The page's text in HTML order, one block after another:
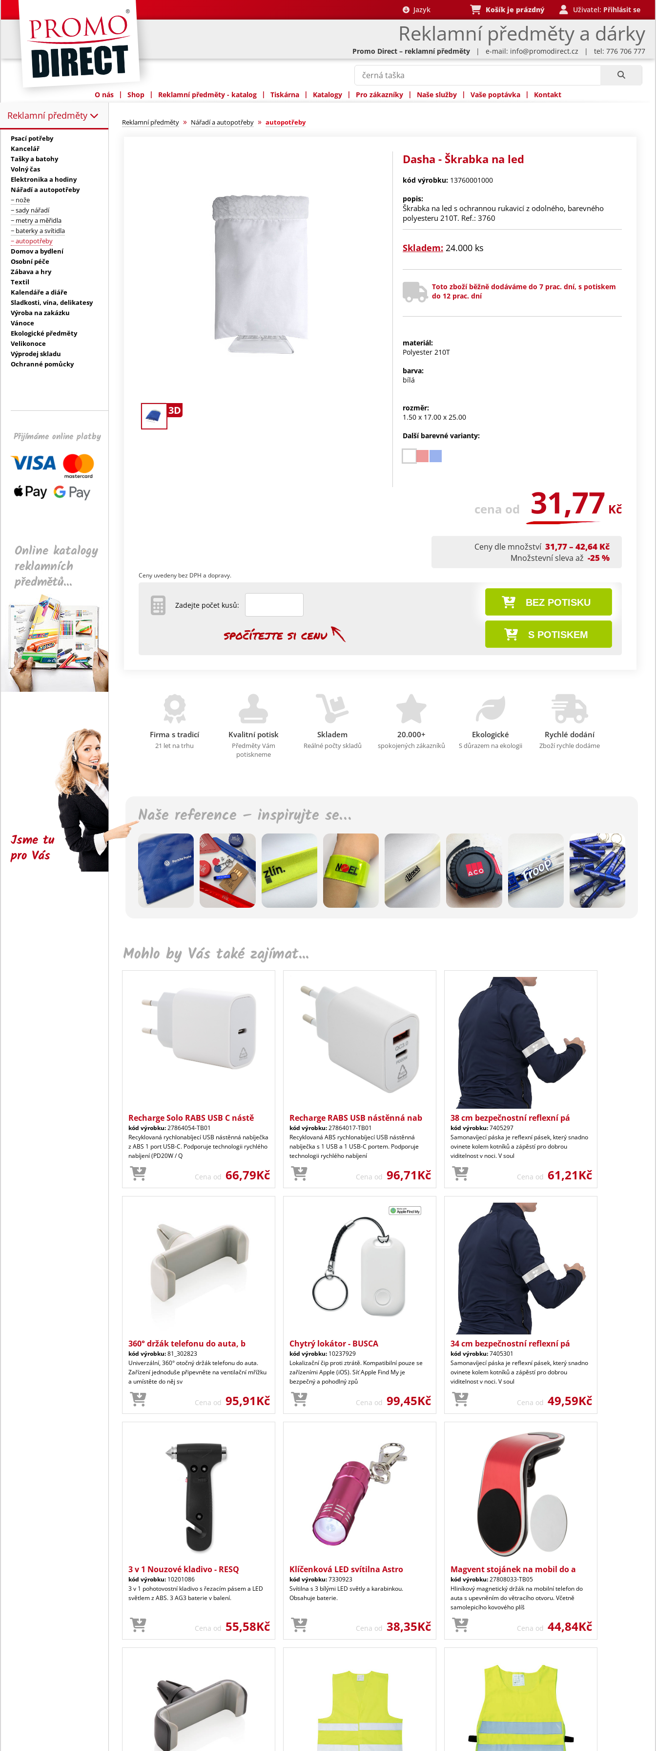
Reklamní předměty a dárky
Jazyk Košík je prázdný Uživatel: Přihlásit se
Promo Direct – reklamní předměty | e-mail: info@promodirect.cz | tel: 776 706 777
O nás | Shop | Reklamní předměty - katalog | Tiskárna | Katalogy | Pro zákazníky | Naše služby | Vaše poptávka | Kontakt
Reklamní předměty
Reklamní předměty:
Psací potřeby
Kancelář
Tašky a batohy
Volný čas
Elektronika a hodiny
Nářadí a autopotřeby
− nože
− sady nářadí
− metry a měřidla
− baterky a svítidla
− autopotřeby
Domov a bydlení
Osobní péče
Zábava a hry
Textil
Kalendáře a diáře
Sladkosti, vína, delikatesy
Výroba na zakázku
Vánoce
Ekologické předměty
Velikonoce
Výprodej skladu
Ochranné pomůcky
Přijímáme online platby
Online katalogy
reklamních
předmětů...
Jsme tu
pro Vás
Reklamní předměty » Nářadí a autopotřeby » autopotřeby
3D
Dasha - Škrabka na led
kód výrobku: 13760001000
popis:
Škrabka na led s ochrannou rukavicí z odolného, barevného
polyesteru 210T. Ref.: 3760
Skladem: 24.000 ks
Toto zboží běžně dodáváme do 7 prac. dní, s potiskem
do 12 prac. dní
materiál:
Polyester 210T
barva:
bílá
rozměr:
1.50 x 17.00 x 25.00
Další barevné varianty:
cena od 31,77 Kč
Ceny dle množství 31,77 – 42,64 Kč
Množstevní sleva až -25 %
Ceny uvedeny bez DPH a dopravy.
BEZ POTISKU
S POTISKEM
Zadejte počet kusů:
Firma s tradicí
21 let na trhu
Kvalitní potisk
Předměty Vám
potiskneme
Skladem
Reálné počty skladů
20.000+
spokojených zákazníků
Ekologické
S důrazem na ekologii
Rychlé dodání
Zboží rychle dodáme
Naše reference – inspirujte se…
Mohlo by Vás také zajímat...
Recharge Solo RABS USB C nástě
kód výrobku:27864054-TB01
Recyklovaná rychlonabíjecí USB nástěnná nabíječka
z ABS 1 port USB-C. Podporuje technologii rychlého
nabíjení (PD20W / Q
Cena od 66,79Kč
Recharge RABS USB nástěnná nab
kód výrobku:27864017-TB01
Recyklovaná ABS rychlonabíjecí USB nástěnná
nabíječka s 1 USB a 1 USB-C portem. Podporuje
technologii rychlého nabíjení
Cena od 96,71Kč
38 cm bezpečnostní reflexní pá
kód výrobku:7405297
Samonavíjecí páska je reflexní pásek, který snadno
ovinete kolem kotníků a zápěstí pro dobrou
viditelnost v noci. V soul
Cena od 61,21Kč
360° držák telefonu do auta, b
kód výrobku:81_302823
Univerzální, 360° otočný držák telefonu do auta.
Zařízení jednoduše připevněte na ventilační mřížku
a umístěte do něj sv
Cena od 95,91Kč
Chytrý lokátor - BUSCA
kód výrobku: 10237929
Lokalizační čip proti ztrátě. Kompatibilní pouze se
zařízeními Apple (iOS). Síť Apple Find My je
bezpečný a pohodlný způ
Cena od 99,45Kč
34 cm bezpečnostní reflexní pá
kód výrobku:7405301
Samonavíjecí páska je reflexní pásek, který snadno
ovinete kolem kotníků a zápěstí pro dobrou
viditelnost v noci. V soul
Cena od 49,59Kč
3 v 1 Nouzové kladivo - RESQ
kód výrobku: 10201086
3 v 1 pohotovostní kladivo s řezacím pásem a LED
světlem z ABS. 3 AG3 baterie v balení.
Cena od 55,58Kč
Klíčenková LED svítilna Astro
kód výrobku:7330923
Svítilna s 3 bílými LED světly a karabinkou.
Obsahuje baterie.
Cena od 38,35Kč
Magvent stojánek na mobil do a
kód výrobku:27808033-TB05
Hliníkový magnetický držák na mobilní telefon do
auta s upevněním do větracího otvoru. Včetně
samolepicího kovového plíš
Cena od 44,84Kč